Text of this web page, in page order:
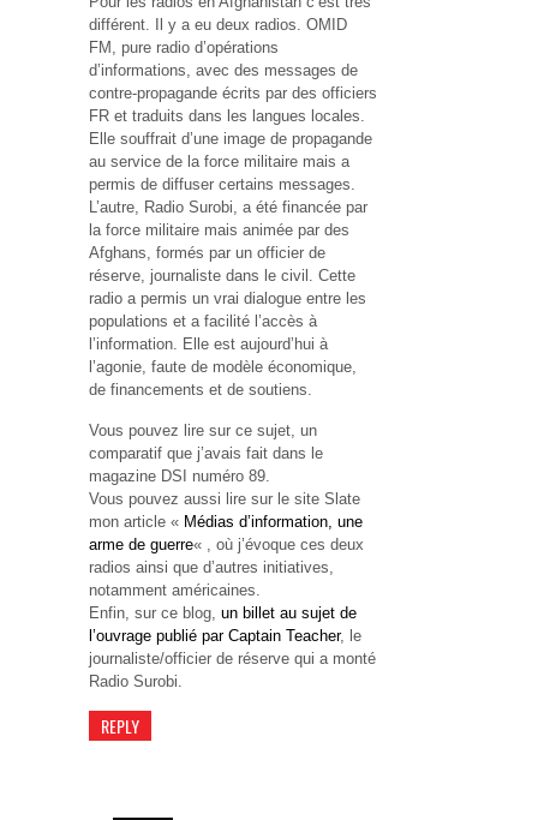
différent. Il y a eu deux radios. OMID
FM, pure radio d’opérations
d’informations, avec des messages de
contre-propagande écrits par des officiers
FR et traduits dans les langues locales.
Elle souffrait d’une image de propagande
au service de la force militaire mais a
permis de diffuser certains messages.
L’autre, Radio Surobi, a été financée par
la force militaire mais animée par des
Afghans, formés par un officier de
réserve, journaliste dans le civil. Cette
radio a permis un vrai dialogue entre les
populations et a facilité l’accès à
l’information. Elle est aujourd’hui à
l’agonie, faute de modèle économique,
de financements et de soutiens.
Vous pouvez lire sur ce sujet, un
comparatif que j’avais fait dans le
magazine DSI numéro 89.
Vous pouvez aussi lire sur le site Slate
mon article « Médias d’information, une
arme de guerre« , où j’évoque ces deux
radios ainsi que d’autres initiatives,
notamment américaines.
Enfin, sur ce blog, un billet au sujet de
l’ouvrage publié par Captain Teacher, le
journaliste/officier de réserve qui a monté
Radio Surobi.
REPLY